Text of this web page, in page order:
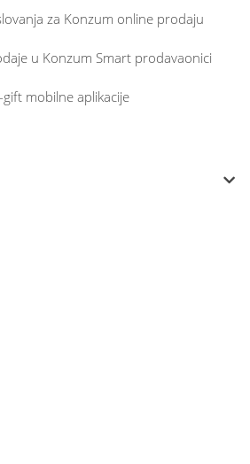
za Konzum online prodaju
u Konzum Smart prodavaonici
mobilne aplikacije